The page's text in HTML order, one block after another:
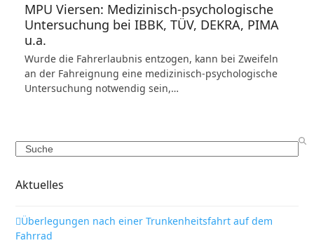
MPU Viersen: Medizinisch-psychologische
Untersuchung bei IBBK, TÜV, DEKRA, PIMA
u.a.
Wurde die Fahrerlaubnis entzogen, kann bei Zweifeln
an der Fahreignung eine medizinisch-psychologische
Untersuchung notwendig sein,…
Search
Aktuelles
Überlegungen nach einer Trunkenheitsfahrt auf dem
Fahrrad